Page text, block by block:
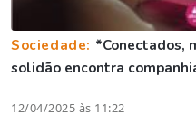
Sociedade: *Conectados,
solidão encontra
12/04/2025 às 11:22